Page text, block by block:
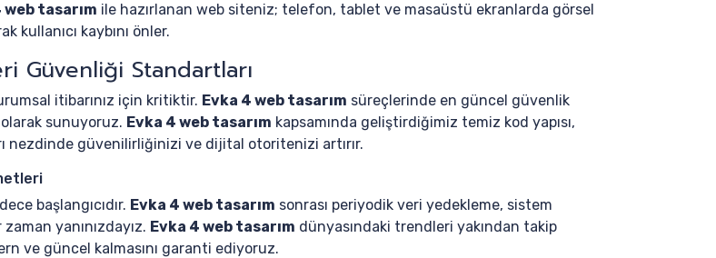
web tasarım ile hazırlanan web siteniz; telefon, tablet ve masaüstü ekranlarda görsel
kaybını önler.
Güvenliği Standartları
itibarınız için kritiktir. Evka 4 web tasarım süreçlerinde en güncel güvenlik
sunuyoruz. Evka 4 web tasarım kapsamında geliştirdiğimiz temiz kod yapısı,
nezdinde güvenilirliğinizi ve dijital otoritenizi artırır.
başlangıcıdır. Evka 4 web tasarım sonrası periyodik veri yedekleme, sistem
yanınızdayız. Evka 4 web tasarım dünyasındaki trendleri yakından takip
ve güncel kalmasını garanti ediyoruz.